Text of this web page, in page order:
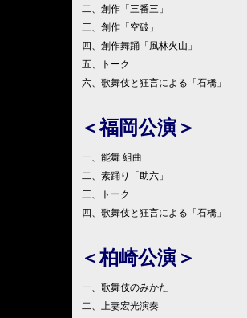
二、創作「三番三」
三、創作「空破」
四、創作舞踊「風林火山」
五、トーク
六、歌舞伎と狂言による「石橋」
＜福岡公演＞
一、能舞 組曲
二、素踊り「助六」
三、トーク
四、歌舞伎と狂言による「石橋」
＜柏崎公演＞
一、歌舞伎のみかた
二、上妻宏光演奏